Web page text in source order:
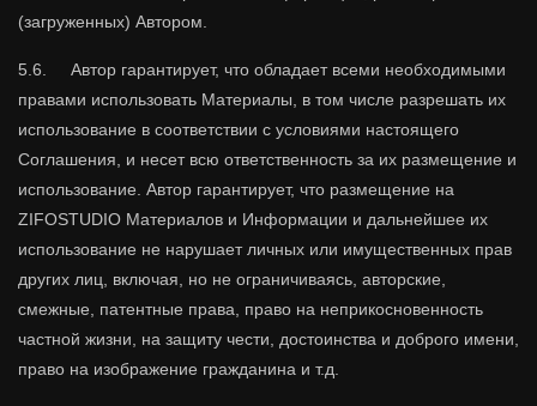
(загруженных) Автором.
5.6. Автор гарантирует, что обладает всеми необходимыми
правами использовать Материалы, в том числе разрешать их
использование в соответствии с условиями настоящего
Соглашения, и несет всю ответственность за их размещение и
использование. Автор гарантирует, что размещение на
ZIFOSTUDIO Материалов и Информации и дальнейшее их
использование не нарушает личных или имущественных прав
других лиц, включая, но не ограничиваясь, авторские,
смежные, патентные права, право на неприкосновенность
частной жизни, на защиту чести, достоинства и доброго имени,
право на изображение гражданина и т.д.